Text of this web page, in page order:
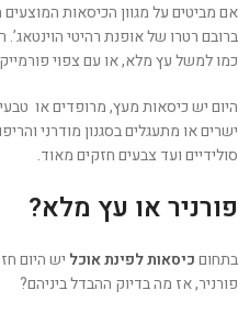
אם מביטים על מגוון הכיסאות המוצעים
ברובם רטרו של אופנת רהיטי הוינטאג’.
כמו למשל עץ מלא, או עם צפוי
היום יש כיסאות מעץ, מרופדים או
ישרים או מתעגלים בסגנון מודרני
סולידיים ועד צבעים חזקים מאוד.
פורניר או עץ מלא?
בתחוםכיסאות לפינת אוכל יש היום
פורניר, אז מה בדיוק ההבדל ביניהם?